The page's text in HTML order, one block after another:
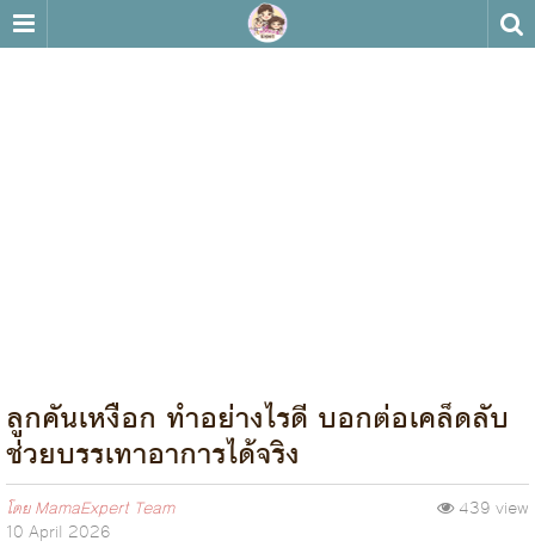
ลูกคันเหงือก ทำอย่างไรดี บอกต่อเคล็ดลับ
ช่วยบรรเทาอาการได้จริง
โดยMamaExpert Team
10 April 2026
439 view